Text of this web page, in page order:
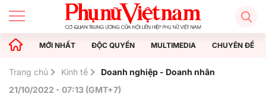
MỚI NHẤT ĐỘC QUYỀN MULTIMEDIA CHUYÊN ĐỀ
Trang chủ Kinh tế
Doanh nghiệp - Doanh nhân
21/10/2022 - 07:13 (GMT+7)